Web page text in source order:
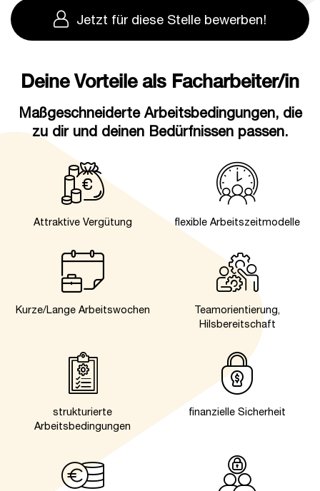
Jetzt für diese Stelle bewerben!
Deine Vorteile als Facharbeiter/in
Maßgeschneiderte Arbeitsbedingungen, die
zu dir und deinen Bedürfnissen passen.
Attraktive Vergütung flexible Arbeitszeitmodelle
Kurze/Lange Arbeitswochen
Teamorientierung,
Hilsbereitschaft
strukturierte
Arbeitsbedingungen
finanzielle Sicherheit